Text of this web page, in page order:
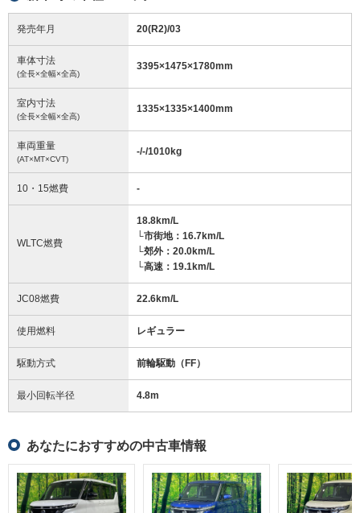
発売年月 20(R2)/03
車体寸法
(全長×全幅×全高)
3395×1475×1780mm
室内寸法
(全長×全幅×全高)
1335×1335×1400mm
車両重量
(AT×MT×CVT)
-/-/1010kg
10・15燃費 -
WLTC燃費
18.8km/L
└市街地：16.7km/L
└郊外：20.0km/L
└高速：19.1km/L
JC08燃費 22.6km/L
使用燃料 レギュラー
駆動方式 前輪駆動（FF）
最小回転半径 4.8m
あなたにおすすめの中古車情報